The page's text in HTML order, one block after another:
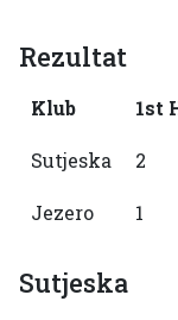
Rezultat
Klub 1st
Sutjeska 2
Jezero 1
Sutjeska